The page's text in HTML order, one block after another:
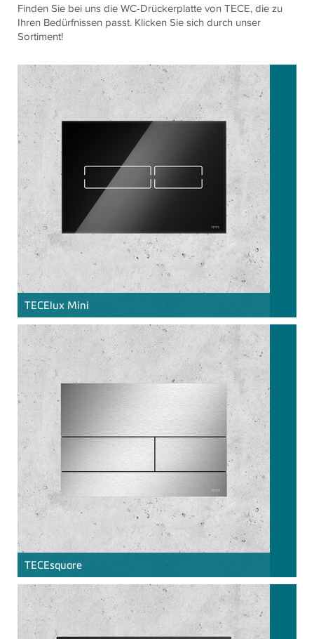
Finden Sie bei uns die WC-Drückerplatte von TECE, die zu
Ihren Bedürfnissen passt. Klicken Sie sich durch unser
Sortiment!
TECElux Mini
TECEsquare